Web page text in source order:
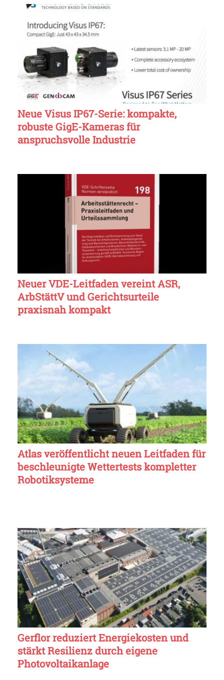
Neue Visus IP67-Serie: kompakte,
robuste GigE-Kameras für
anspruchsvolle Industrie
Neuer VDE-Leitfaden vereint ASR,
ArbStättV und Gerichtsurteile
praxisnah kompakt
Atlas veröffentlicht neuen Leitfaden für
beschleunigte Wettertests kompletter
Robotiksysteme
Gerflor reduziert Energiekosten und
stärkt Resilienz durch eigene
Photovoltaikanlage